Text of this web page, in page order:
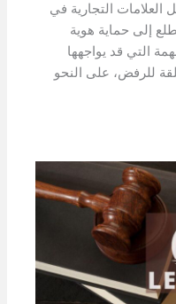
العلامات التجارية في
إلى حماية هوية
التي قد يواجهها
للرفض، على النحو